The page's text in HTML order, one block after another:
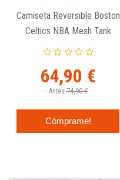
Camiseta Reversible Boston
Celtics NBA Mesh Tank
Vintage Logo - Mitchell And
64,90 €
Antes 74,90 €
Cómprame!